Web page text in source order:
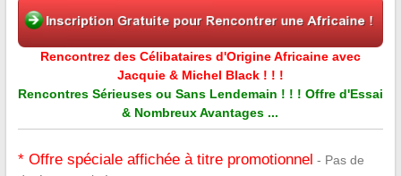
Rencontrez des Célibataires d'Origine Africaine avec
Jacquie & Michel Black ! ! !
Rencontres Sérieuses ou Sans Lendemain ! ! ! Offre d'Essai
& Nombreux Avantages ...
* Offre spéciale affichée à titre promotionnel - Pas de